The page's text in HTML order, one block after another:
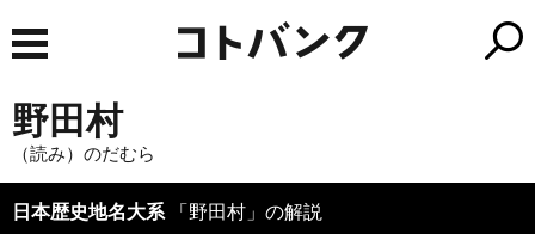
野田村
（読み）のだむら
日本歴史地名大系 「野田村」の解説